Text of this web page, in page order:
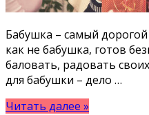
Бабушка – самый
как не бабушка, готов
баловать, радовать
для бабушки – дело …
Читать далее »